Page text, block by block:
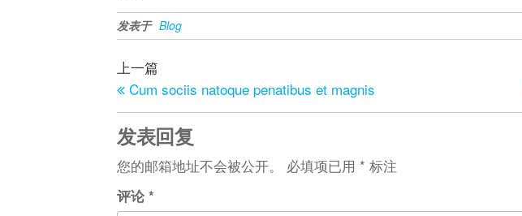
发表于 Blog
上一篇
Cum sociis natoque penatibus et magnis
发表回复
您的邮箱地址不会被公开。 必填项已用 * 标注
评论*